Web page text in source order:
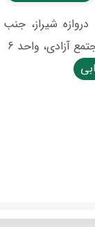
دروازه شیراز،
آزادی، واحد 6